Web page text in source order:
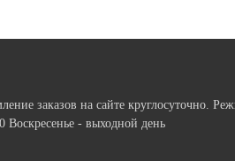
заказов на сайте круглосуточно.
- выходной день